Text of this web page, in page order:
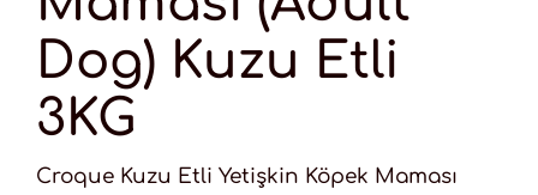
Dog) Kuzu Etli
3KG
Croque Kuzu Etli Yetişkin Köpek Maması